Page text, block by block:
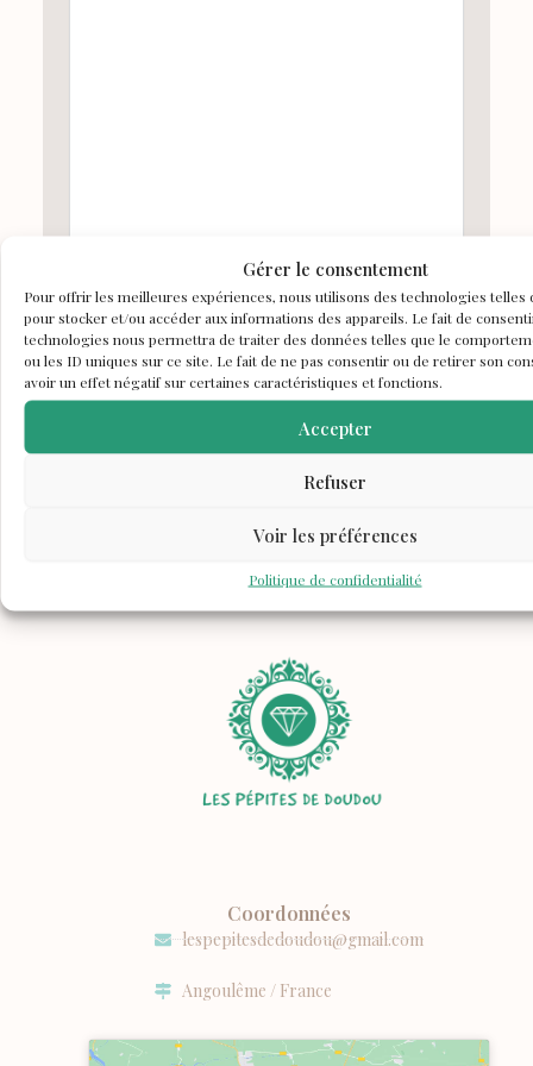
Gérer le consentement
Pour offrir les meilleures expériences, nous utilisons des technologies telles
pour stocker et/ou accéder aux informations des appareils. Le fait de
technologies nous permettra de traiter des données telles que le
ou les ID uniques sur ce site. Le fait de ne pas consentir ou de retirer son
avoir un effet négatif sur certaines caractéristiques et fonctions.
Accepter
Refuser
Voir les préférences
Politique de confidentialité
J'ai lu et accepté lesconditions d'utilisationsdu
site.
Je consens à ce que ce site stocke les
informations que j’ai envoyées afin de pouvoir
Coordonnées
lespepitesdedoudou@gmail.com
Angoulême / France